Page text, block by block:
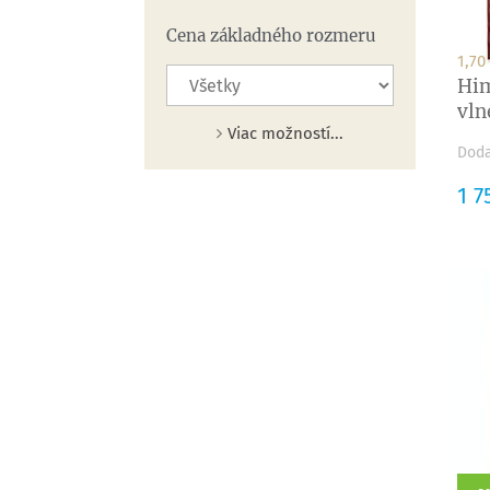
Cena základného rozmeru
Viac možností...
1